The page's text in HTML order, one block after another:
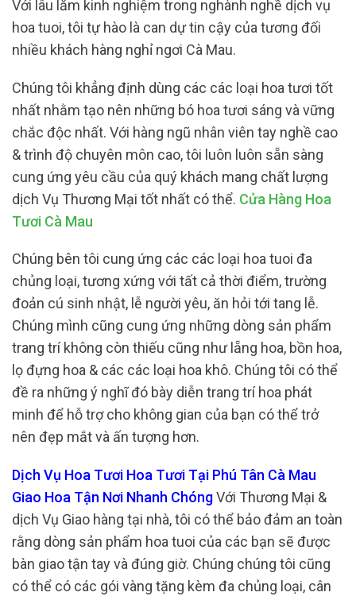
Với lâu lăm kinh nghiệm trong nghành nghề dịch vụ
hoa tuoi, tôi tự hào là can dự tin cậy của tương đối
nhiều khách hàng nghỉ ngơi Cà Mau.
Chúng tôi khẳng định dùng các các loại hoa tươi tốt
nhất nhằm tạo nên những bó hoa tươi sáng và vững
chắc độc nhất. Với hàng ngũ nhân viên tay nghề cao
& trình độ chuyên môn cao, tôi luôn luôn sẵn sàng
cung ứng yêu cầu của quý khách mang chất lượng
dịch Vụ Thương Mại tốt nhất có thể. Cửa Hàng Hoa
Tươi Cà Mau
Chúng bên tôi cung ứng các các loại hoa tuoi đa
chủng loại, tương xứng với tất cả thời điểm, trường
đoản cú sinh nhật, lễ người yêu, ăn hỏi tới tang lễ.
Chúng mình cũng cung ứng những dòng sản phẩm
trang trí không còn thiếu cũng như lẵng hoa, bồn hoa,
lọ đựng hoa & các các loại hoa khô. Chúng tôi có thể
đề ra những ý nghĩ đó bày diễn trang trí hoa phát
minh để hỗ trợ cho không gian của bạn có thể trở
nên đẹp mắt và ấn tượng hơn.
Dịch Vụ Hoa Tươi Hoa Tươi Tại Phú Tân Cà Mau
Giao Hoa Tận Nơi Nhanh ChóngVới Thương Mại &
dịch Vụ Giao hàng tại nhà, tôi có thể bảo đảm an toàn
rằng dòng sản phẩm hoa tuoi của các bạn sẽ được
bàn giao tận tay và đúng giờ. Chúng chúng tôi cũng
có thể có các gói vàng tặng kèm đa chủng loại, cân